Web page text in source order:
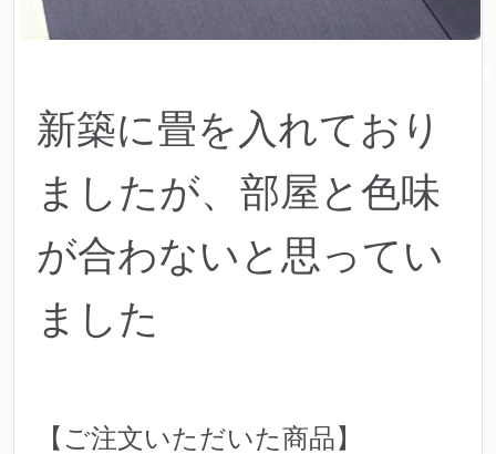
新築に畳を入れており
ましたが、部屋と色味
が合わないと思ってい
ました
【ご注文いただいた商品】